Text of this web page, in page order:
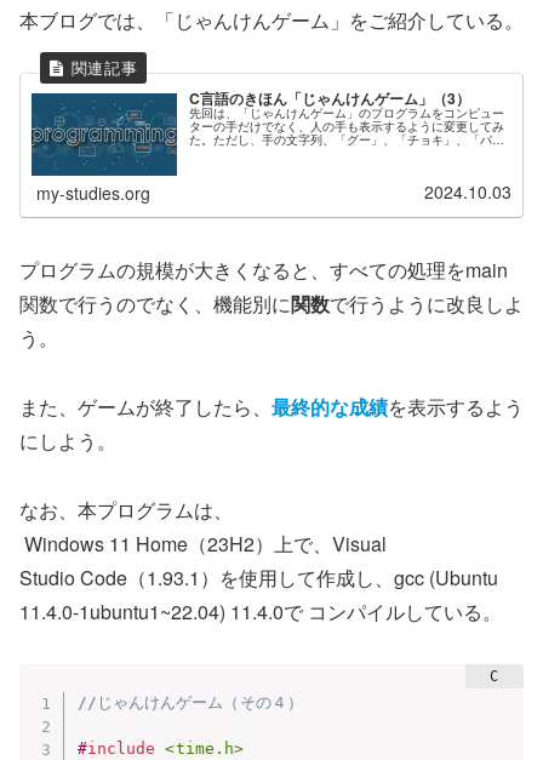
本ブログでは、「じゃんけんゲーム」をご紹介している。
C言語のきほん「じゃんけんゲーム」（3）
先回は、「じゃんけんゲーム」のプログラムをコンピュー
ターの手だけでなく、人の手も表示するように変更してみ
た。ただし、手の文字列、「グー」、「チョキ」、「パ
ー」が独立した文字リテラルとして何度も現れる。そこ
my-studies.org 2024.10.03
プログラムの規模が大きくなると、すべての処理をmain
関数で行うのでなく、機能別に関数で行うように改良しよ
う。
また、ゲームが終了したら、 最終的な成績を表示するよう
にしよう。
なお、本プログラムは、
Windows 11 Home（23H2）上で、Visual
Studio Code（1.93.1）を使用して作成し、gcc (Ubuntu
11.4.0-1ubuntu1~22.04) 11.4.0で コンパイルしている。
//じゃんけんゲーム（その４）
#include
<time.h>